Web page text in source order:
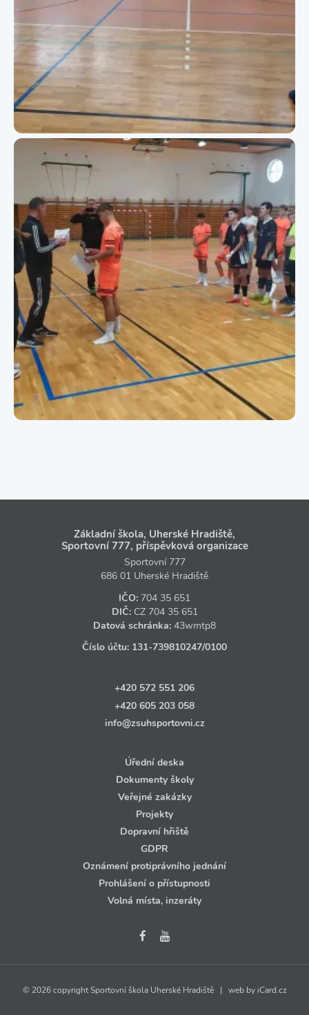
Základní škola, Uherské Hradiště,
Sportovní 777, příspěvková organizace
Sportovní 777
686 01 Uherské Hradiště
IČO: 704 35 651
DIČ: CZ 704 35 651
Datová schránka: 43wmtp8
Číslo účtu: 131‑739810247/0100
+420 572 551 206
+420 605 203 058
info@zsuhsportovni.cz
Úřední deska
Dokumenty školy
Veřejné zakázky
Projekty
Dopravní hřiště
GDPR
Oznámení protiprávního jednání
Prohlášení o přístupnosti
Volná místa, inzeráty
© 2026 copyright Sportovní škola Uherské Hradiště | web by iCard.cz